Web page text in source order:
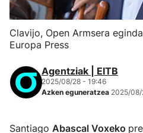
Clavijo, Open Armsera
Europa Press
Agentziak | EITB
2025/08/28 - 19:46
Azken eguneratzea 2025/
Santiago Abascal Voxeko